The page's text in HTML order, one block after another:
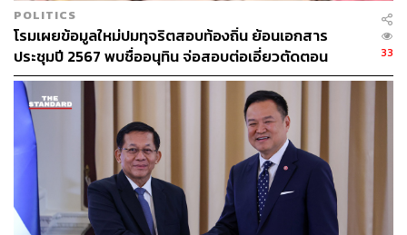
พรรคประชาชนได้แสดงความคาดหวังต่อการที่ประเทศไทย
จะต้องส่งรายชื่อนักกฎหมายระหว่างประเทศจำนวน 2 ราย
เพื่อทำหน้าที่เป็นผู้ประนอมฝ่ายไทยภายในกรอบเวลา 21 วัน
โดยเรียกร้องให้รัฐบาลพิจารณาคัดเลือกบุคลากรที่มีความ
เชี่ยวชาญในระดับสากล มีความรู้เท่าทันต่อพัฒนาการของ
กฎหมายทะเลสมัยใหม่ และต้องวางยุทธศาสตร์เชิงรุก
ทางการทูต เพื่อปกป้องผลประโยชน์ของประเทศชาติและ
บริหารจัดการงบประมาณแผ่นดินในกระบวนการต่อสู้ครั้งนี้
อย่างมีประสิทธิภาพสูงสุด
POLITICS
โรมเผยข้อมูลใหม่ปมทุจริตสอบท้องถิ่น ย้อนเอกสาร
ประชุมปี 2567 พบชื่ออนุทิน จ่อสอบต่อเอี่ยวตัดตอน
ม.บูรพา หรือไม่
33